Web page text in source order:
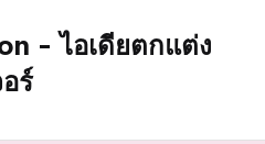
- ไอเดียตกแต่ง
ร์